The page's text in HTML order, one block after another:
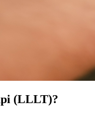
(LLLT)?